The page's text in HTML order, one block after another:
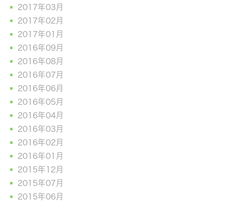
2017年03月
2017年02月
2017年01月
2016年09月
2016年08月
2016年07月
2016年06月
2016年05月
2016年04月
2016年03月
2016年02月
2016年01月
2015年12月
2015年07月
2015年06月